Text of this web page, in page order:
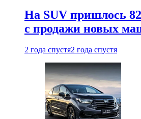
На SUV пришлось
с продажи новых
2 года спустя2 года спустя